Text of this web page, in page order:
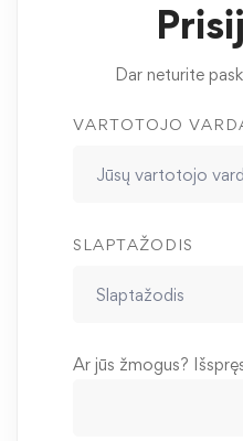
Dar neturite
VARTOTOJO
SLAPTAŽODIS
Ar jūs žmogus?